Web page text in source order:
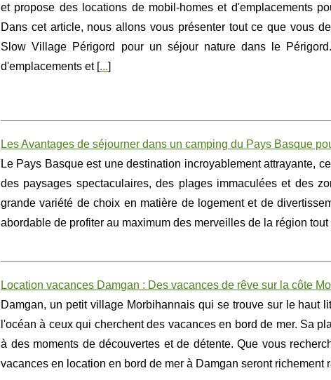
et propose des locations de mobil-homes et d'emplacements
Dans cet article, nous allons vous présenter tout ce que vous
Slow Village Périgord pour un séjour nature dans le
d'emplacements et [...]
Les Avantages de séjourner dans un camping du Pays Basque
Le Pays Basque est une destination incroyablement attrayante,
des paysages spectaculaires, des plages immaculées et des
grande variété de choix en matière de logement et de
abordable de profiter au maximum des merveilles de la région tout
Location vacances Damgan : Des vacances de rêve sur la côte
Damgan, un petit village Morbihannais qui se trouve sur le haut
l'océan à ceux qui cherchent des vacances en bord de mer. Sa
à des moments de découvertes et de détente. Que vous
vacances en location en bord de mer à Damgan seront richement